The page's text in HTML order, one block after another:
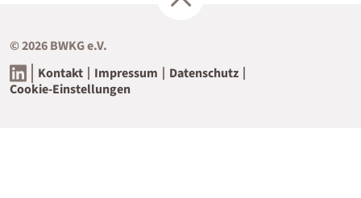
© 2026 BWKG e.V.
Kontakt
Impressum
Datenschutz
Cookie-Einstellungen